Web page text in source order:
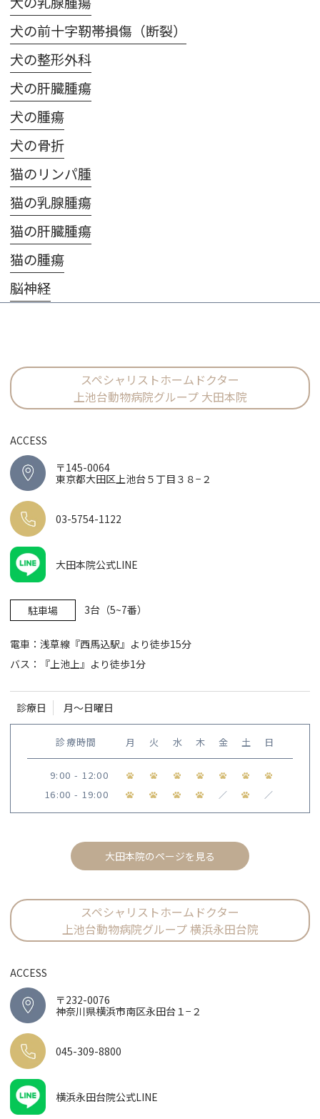
犬の前十字靭帯損傷（断裂）
犬の整形外科
犬の肝臓腫瘍
犬の腫瘍
犬の骨折
猫のリンパ腫
猫の乳腺腫瘍
猫の肝臓腫瘍
猫の腫瘍
脳神経
スペシャリストホームドクター
上池台動物病院グループ 大田本院
ACCESS
〒145-0064
東京都大田区上池台５丁目３８−２
03-5754-1122
大田本院公式LINE
駐車場 3台（5~7番）
電車：浅草線『西馬込駅』より徒歩15分
バス：『上池上』より徒歩1分
診療日 月〜日曜日
診療時間 月 火 水 木 金 土 日
9:00 - 12:00
16:00 - 19:00
／ ／
大田本院のページを見る
スペシャリストホームドクター
上池台動物病院グループ 横浜永田台院
ACCESS
〒232-0076
神奈川県横浜市南区永田台１−２
045-309-8800
横浜永田台院公式LINE